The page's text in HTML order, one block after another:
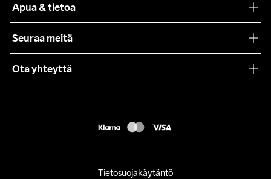
Yhteistyöt
Lehdistö
Apua & tietoa
Käyttöehdot
Asiakaspalvelu
Seuraa meitä
Ota yhteyttä
Tietosuojakäytäntö